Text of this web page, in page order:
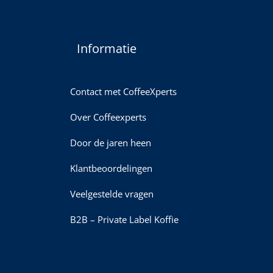
Informatie
Contact met CoffeeXperts
Over Coffeexperts
Door de jaren heen
Klantbeoordelingen
Veelgestelde vragen
B2B – Private Label Koffie